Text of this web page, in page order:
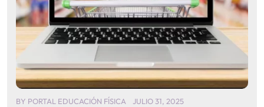
BY PORTAL EDUCACIÓN FÍSICA JULIO 31, 2025